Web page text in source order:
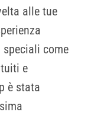
alle tue
come
e
è stata